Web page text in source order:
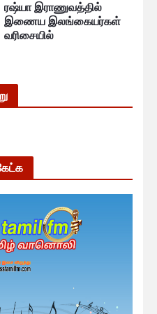
ரஷ்யா இராணுவத்தில்
இணைய இலங்கையர்கள்
வரிசையில்